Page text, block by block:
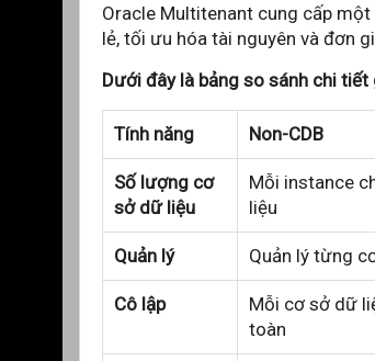
Oracle Multitenant cung cấp
lẻ, tối ưu hóa tài nguyên và đơn
Dưới đây là bảng so sánh chi
Tính năng Non-CDB
Số lượng cơ
sở dữ liệu
Mỗi instance
liệu
Quản lý Quản lý từng
Cô lập
Mỗi cơ sở dữ
toàn